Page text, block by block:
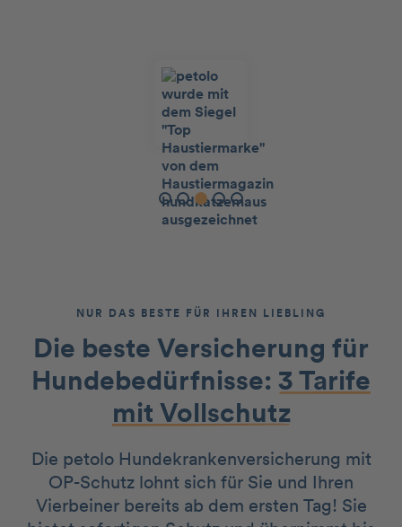
NUR DAS BESTE FÜR IHREN LIEBLING
Die beste Versicherung für
Hundebedürfnisse: 3 Tarife
mit Vollschutz
Die petolo Hundekrankenversicherung mit
OP-Schutz lohnt sich für Sie und Ihren
Vierbeiner bereits ab dem ersten Tag! Sie